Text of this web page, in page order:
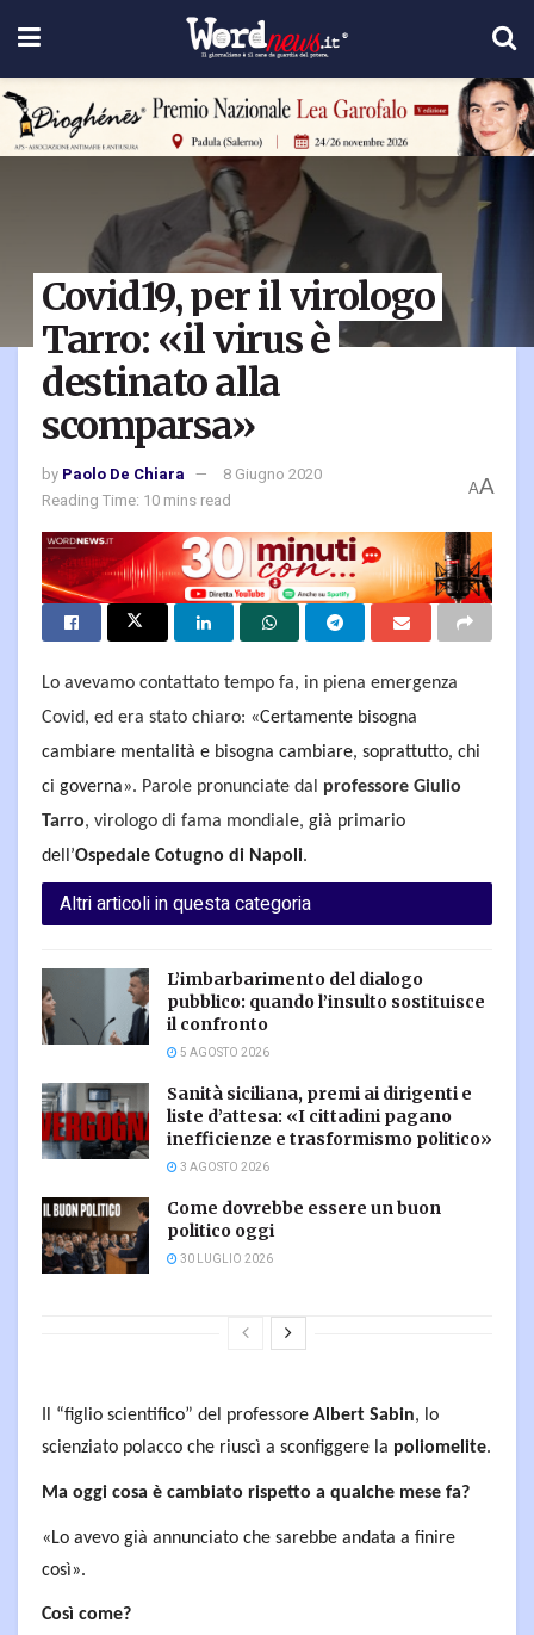
Covid19, per il virologo
Tarro: «il virus è
destinato alla
scomparsa»
by Paolo De Chiara
8 Giugno 2020
Reading Time: 10 mins read
AA
Lo avevamo contattato tempo fa, in piena emergenza
Covid, ed era stato chiaro: «Certamente bisogna
cambiare mentalità e bisogna cambiare, soprattutto, chi
ci governa». Parole pronunciate dal professore Giulio
Tarro, virologo di fama mondiale, già primario
dell’Ospedale Cotugno di Napoli.
Altri articoli in questa categoria
L’imbarbarimento del dialogo
pubblico: quando l’insulto sostituisce
il confronto
5 AGOSTO 2026
Sanità siciliana, premi ai dirigenti e
liste d’attesa: «I cittadini pagano
inefficienze e trasformismo politico»
3 AGOSTO 2026
Come dovrebbe essere un buon
politico oggi
30 LUGLIO 2026
Il “figlio scientifico” del professore Albert Sabin, lo
scienziato polacco che riuscì a sconfiggere la poliomelite.
Ma oggi cosa è cambiato rispetto a qualche mese fa?
«Lo avevo già annunciato che sarebbe andata a finire
così».
Così come?